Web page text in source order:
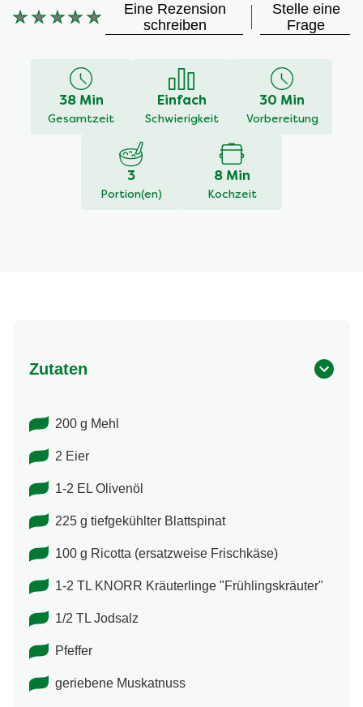
Keine
abgegeben
Eine Rezension
schreiben
Stelle eine
Frage
38 Min
Gesamtzeit
Einfach
Schwierigkeit
30 Min
Vorbereitung
3
Portion(en)
8 Min
Kochzeit
Zutaten
200 g Mehl
2 Eier
1-2 EL Olivenöl
225 g tiefgekühlter Blattspinat
100 g Ricotta (ersatzweise Frischkäse)
1-2 TL KNORR Kräuterlinge "Frühlingskräuter"
1/2 TL Jodsalz
Pfeffer
geriebene Muskatnuss